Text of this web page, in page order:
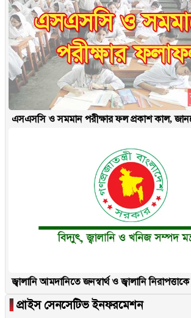
এসএসসি ও সমমান পরীক্ষার ফল প্রকাশ কাল,
জ্বালানি আমদানিতে জনস্বার্থ ও জ্বালানি
▐ প্রাইস সেনসেটিভ ইনফরমেশন